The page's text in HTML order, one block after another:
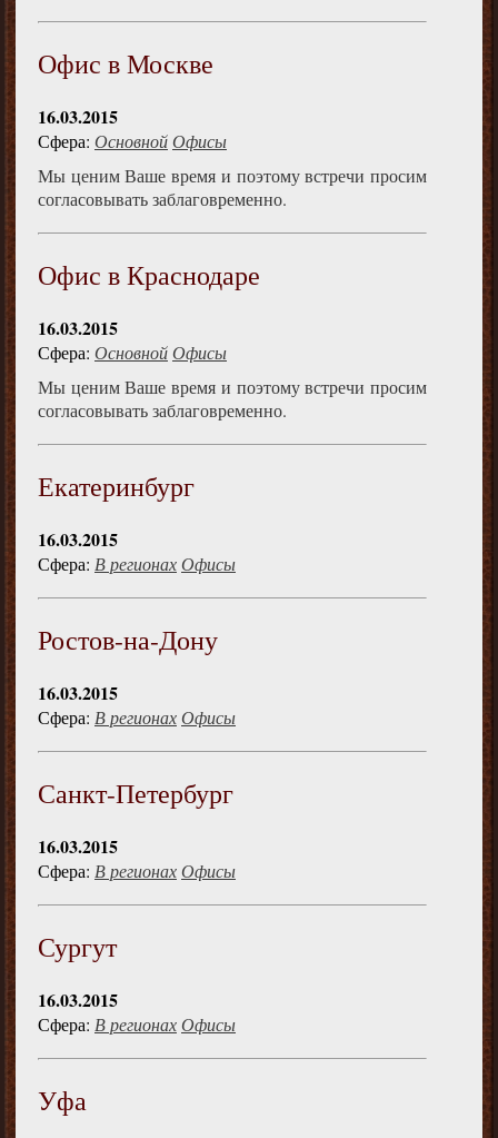
Офис в Москве
16.03.2015
Сфера: ОсновнойОфисы
Мы ценим Ваше время и поэтому встречи просим
согласовывать заблаговременно.
Офис в Краснодаре
16.03.2015
Сфера: ОсновнойОфисы
Мы ценим Ваше время и поэтому встречи просим
согласовывать заблаговременно.
Екатеринбург
16.03.2015
Сфера: В регионахОфисы
Ростов-на-Дону
16.03.2015
Сфера: В регионахОфисы
Санкт-Петербург
16.03.2015
Сфера: В регионахОфисы
Сургут
16.03.2015
Сфера: В регионахОфисы
Уфа